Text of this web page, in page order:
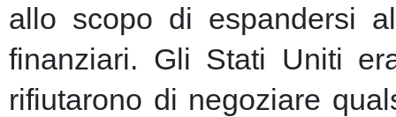
allo scopo di espandersi
finanziari. Gli Stati Uniti
rifiutarono di negoziare